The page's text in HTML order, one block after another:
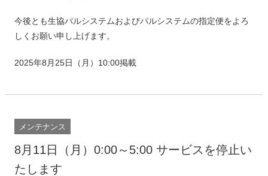
今後とも生協パルシステムおよびパルシステムの指定便をよろ
しくお願い申し上げます。
2025年8月25日（月）10:00掲載
メンテナンス
8月11日（月）0:00～5:00 サービスを停止い
たします